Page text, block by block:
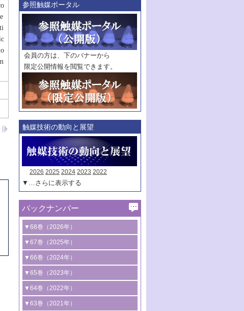
巻・号指定
巻
号
範囲指定
巻
号～
巻
号
触媒年鑑
年度
記事種別
マーク：
マークあり
参照触媒ポータル
会員の方は、下のバナーから
限定公開情報を閲覧できます。
触媒技術の動向と展望
2026 2025 2024 2023 2022
▼…さらに表示する
バックナンバー
▼68巻（2026年）
1号 過酸化水素合成に関する研究動向
2号 コンピューター技術により加速する
触媒開発
3号 有機分子変換やCO 資源化のための
光触媒に関する最近の研究
B号 第137回触媒討論会（2026年）
▼67巻（2025年）
1号 CO
水素化によるグリーン燃料/グリ
ーンケミカル製造
2号 水素製造のための水分解技術に関す
る最近の研究
▼66巻（2024年）
1号 低次元ナノ構造を有する触媒材料
2号 規制反応場を活用した固体触媒研究
の新展開
▼65巻（2023年）
1号 炭素が関わる触媒機能
2号 プラスチックケミカルリサイクルの
▼64巻（2022年）
1号 合成ガス製造とCOを用いるケミカル
▼63巻（2021年）